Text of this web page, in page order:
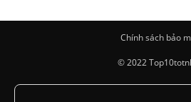
Chính sách bảo
© 2022